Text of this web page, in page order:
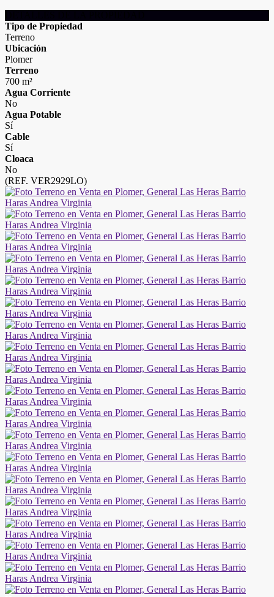
Tipo de Propiedad
Terreno
Ubicación
Plomer
Terreno
700 m²
Agua Corriente
No
Agua Potable
Sí
Cable
Sí
Cloaca
No
(REF. VER2929LO)